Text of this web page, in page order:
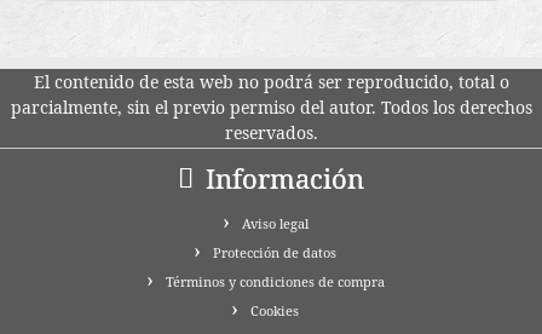
El contenido de esta web no podrá ser reproducido, total o
parcialmente, sin el previo permiso del autor. Todos los derechos
reservados.
Información
Aviso legal
Protección de datos
Términos y condiciones de compra
Cookies